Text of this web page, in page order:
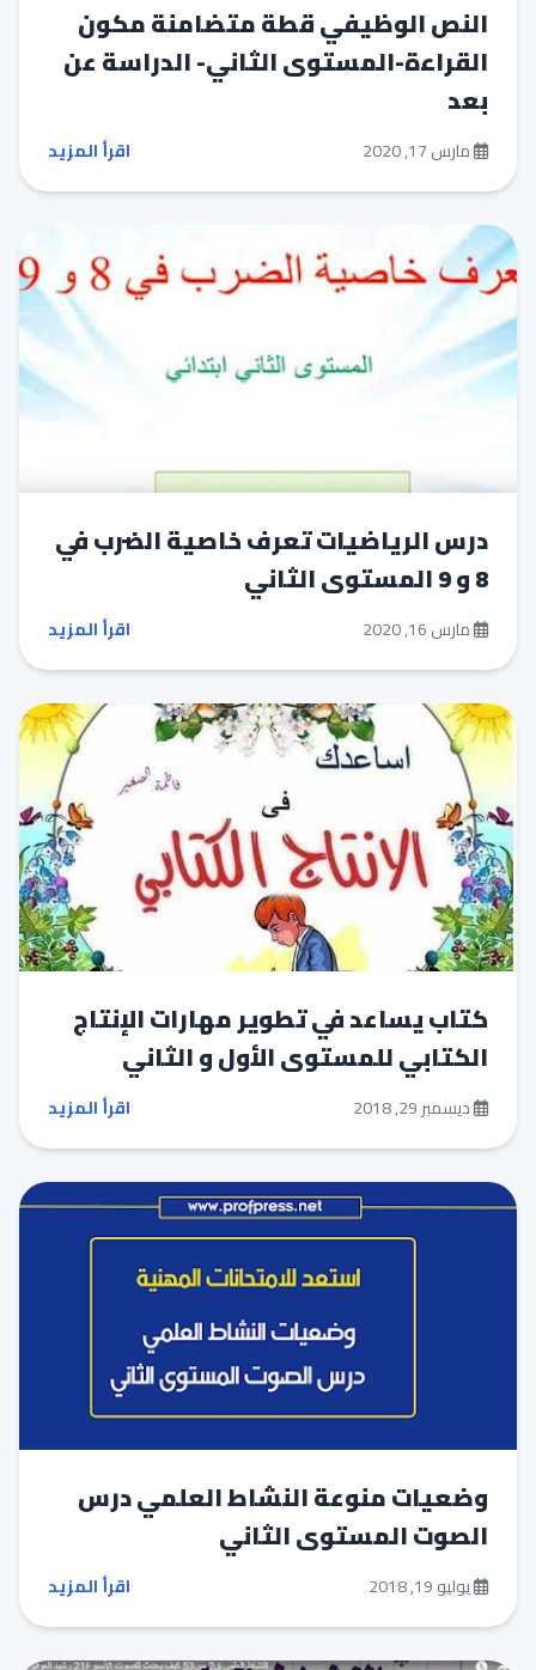
النص الوظيفي قطة متضامنة مكون
القراءة-المستوى الثاني- الدراسة عن
بعد
مارس 17, 2020 اقرأ المزيد
درس الرياضيات تعرف خاصية الضرب في
8 و 9 المستوى الثاني
مارس 16, 2020 اقرأ المزيد
كتاب يساعد في تطوير مهارات الإنتاج
الكتابي للمستوى الأول و الثاني
ديسمبر 29, 2018 اقرأ المزيد
وضعيات منوعة النشاط العلمي درس
الصوت المستوى الثاني
يوليو 19, 2018 اقرأ المزيد